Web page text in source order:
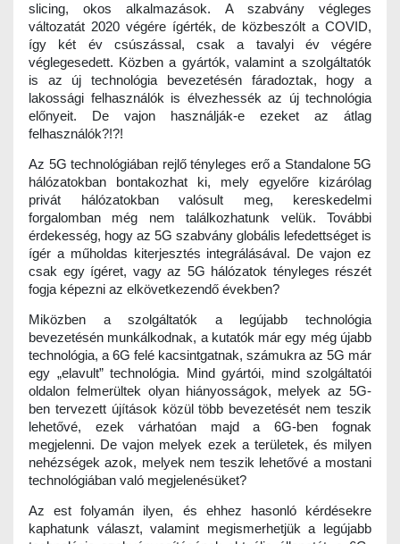
slicing, okos alkalmazások. A szabvány végleges
változatát 2020 végére ígérték, de közbeszólt a COVID,
így két év csúszással, csak a tavalyi év végére
véglegesedett. Közben a gyártók, valamint a szolgáltatók
is az új technológia bevezetésén fáradoztak, hogy a
lakossági felhasználók is élvezhessék az új technológia
előnyeit. De vajon használják-e ezeket az átlag
felhasználók?!?!
Az 5G technológiában rejlő tényleges erő a Standalone 5G
hálózatokban bontakozhat ki, mely egyelőre kizárólag
privát hálózatokban valósult meg, kereskedelmi
forgalomban még nem találkozhatunk velük. További
érdekesség, hogy az 5G szabvány globális lefedettséget is
ígér a műholdas kiterjesztés integrálásával. De vajon ez
csak egy ígéret, vagy az 5G hálózatok tényleges részét
fogja képezni az elkövetkezendő években?
Miközben a szolgáltatók a legújabb technológia
bevezetésén munkálkodnak, a kutatók már egy még újabb
technológia, a 6G felé kacsintgatnak, számukra az 5G már
egy „elavult” technológia. Mind gyártói, mind szolgáltatói
oldalon felmerültek olyan hiányosságok, melyek az 5G-
ben tervezett újítások közül több bevezetését nem teszik
lehetővé, ezek várhatóan majd a 6G-ben fognak
megjelenni. De vajon melyek ezek a területek, és milyen
nehézségek azok, melyek nem teszik lehetővé a mostani
technológiában való megjelenésüket?
Az est folyamán ilyen, és ehhez hasonló kérdésekre
kaphatunk választ, valamint megismerhetjük a legújabb